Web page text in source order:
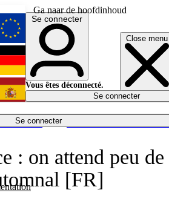
Ga naar de hoofdinhoud
Close menu
Se connecter
Économie
English
Deutsch
Español
Se connecter
Vous êtes déconnecté.
Se connecter
: on attend peu de
[FR]